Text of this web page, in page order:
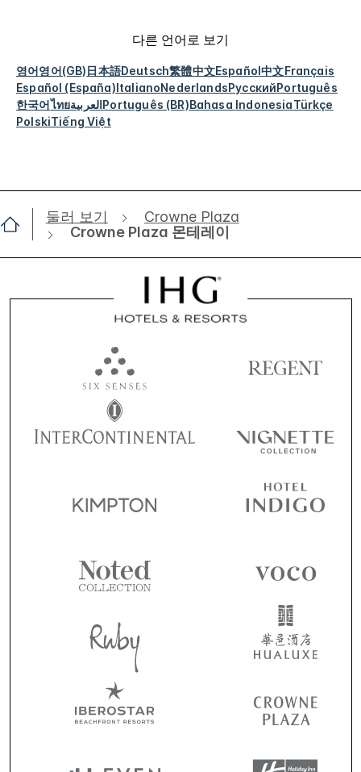
다른 언어로 보기
영어영어(GB)日本語Deutsch繁體中文Español中文Français
Español (España)ItalianoNederlandsРусскийPortuguês
한국어ไทยالعربيةPortuguês (BR)Bahasa IndonesiaTürkçe
PolskiTiếng Việt
둘러 보기
Crowne Plaza
Crowne Plaza 몬테레이